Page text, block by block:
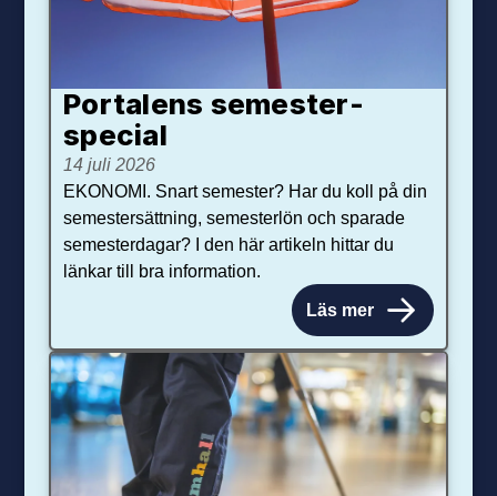
Portalens semester­
special
14 juli 2026
EKONOMI. Snart semester? Har du koll på din
semestersättning, semesterlön och sparade
semesterdagar? I den här artikeln hittar du
länkar till bra information.
Läs mer